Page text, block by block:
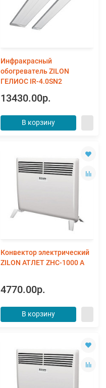
Инфракрасный
обогреватель ZILON
ГЕЛИОС IR-4.0SN2
13430.00р.
В корзину
Конвектор электрический
ZILON АТЛЕТ ZHC-1000 А
4770.00р.
В корзину